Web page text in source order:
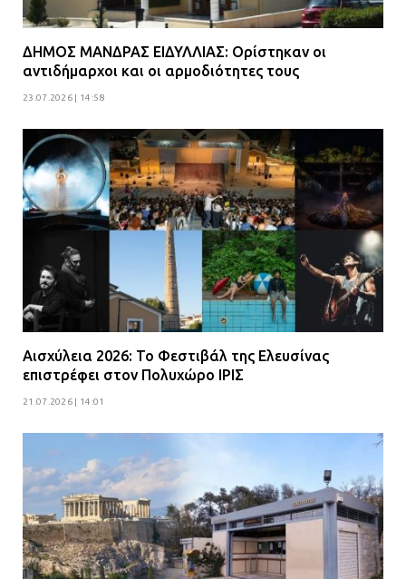
ΔΗΜΟΣ ΜΑΝΔΡΑΣ ΕΙΔΥΛΛΙΑΣ: Ορίστηκαν οι
αντιδήμαρχοι και οι αρμοδιότητες τους
23.07.2026 | 14:58
Αισχύλεια 2026: Το Φεστιβάλ της Ελευσίνας
επιστρέφει στον Πολυχώρο ΙΡΙΣ
21.07.2026 | 14:01